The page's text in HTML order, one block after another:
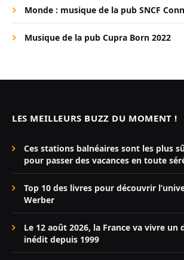
Monde : musique de la pub SNCF
Musique de la pub Cupra Born 2022
LES MEILLEURS BUZZ DU MOMENT !
Ces stations balnéaires sont les plus
pour passer des vacances en toute
Top 10 des livres pour découvrir
Werber
Le 12 août 2026, la France va vivre un
inédit depuis 1999